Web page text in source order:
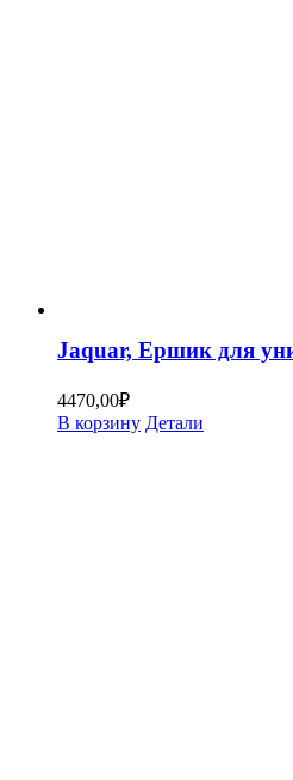
Jaquar, Ершик для
4470,00₽
В корзину Детали